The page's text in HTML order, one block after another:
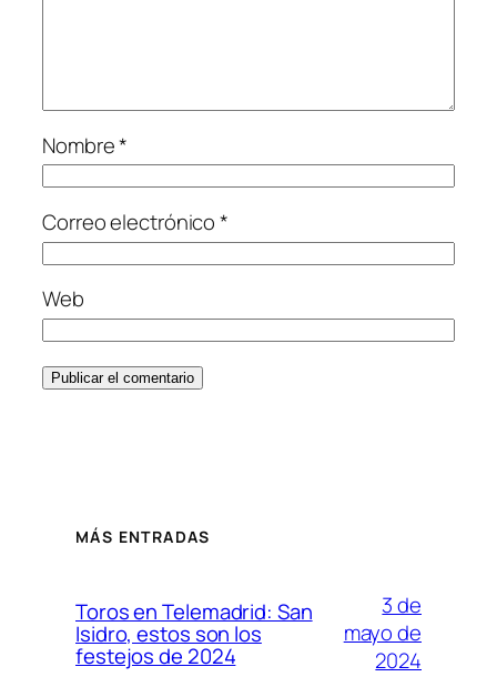
Nombre*
Correo electrónico*
Web
MÁS ENTRADAS
Toros en Telemadrid: San
Isidro, estos son los
festejos de 2024
3 de
mayo de
2024